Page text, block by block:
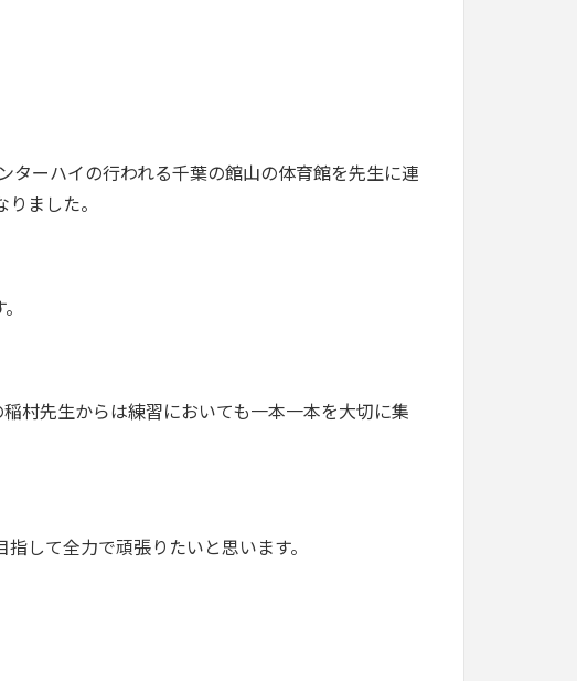
ーハイの行われる千葉の館山の体育館を先生に連
ました。
村先生からは練習においても一本一本を大切に集
して全力で頑張りたいと思います。